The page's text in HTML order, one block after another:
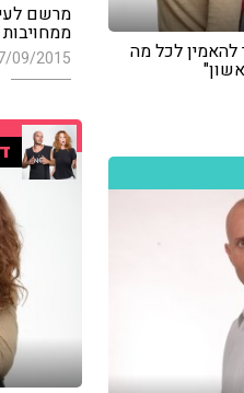
מרשם
09/2015 להאמין לכל מה